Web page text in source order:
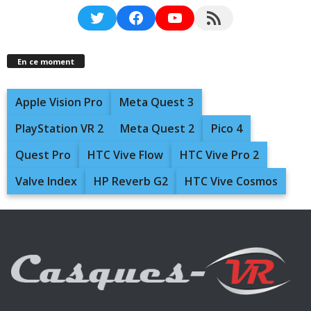
TwitterFacebookYouTubeRSS Feed
En ce moment
Apple Vision Pro
Meta Quest 3
PlayStation VR 2
Meta Quest 2
Pico 4
Quest Pro
HTC Vive Flow
HTC Vive Pro 2
Valve Index
HP Reverb G2 HTC Vive Cosmos